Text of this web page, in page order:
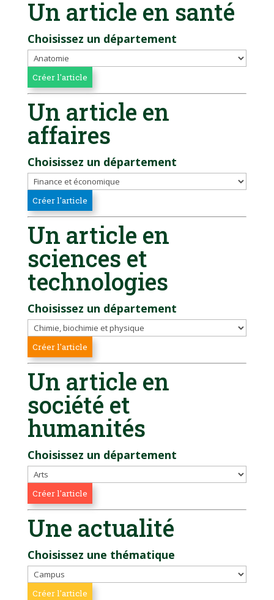
Un article en santé
Choisissez un département
Un article en
affaires
Choisissez un département
Un article en
sciences et
technologies
Choisissez un département
Un article en
société et
humanités
Choisissez un département
Une actualité
Choisissez une thématique